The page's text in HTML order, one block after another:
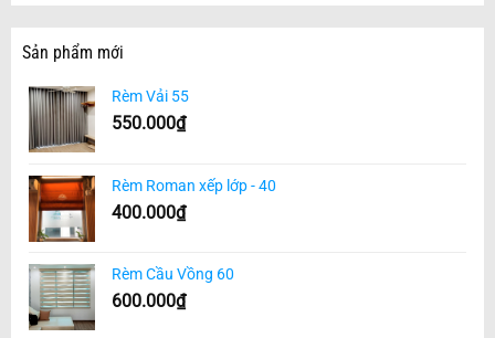
Sản phẩm mới
Rèm Vải 55
550.000₫
Rèm Roman xếp lớp - 40
400.000₫
Rèm Cầu Vồng 60
600.000₫